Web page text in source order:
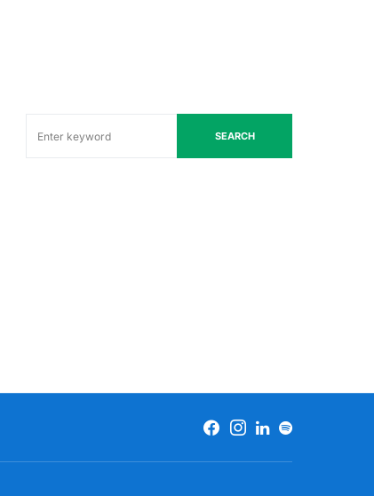
SEARCH